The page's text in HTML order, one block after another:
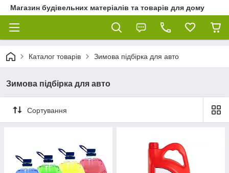
Магазин будівельних матеріалів та товарів для дому
Каталог товарів Зимова підбірка для авто
Зимова підбірка для авто
Сортування